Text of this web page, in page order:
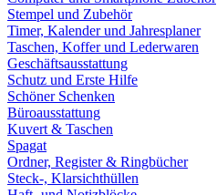
Stempel und Zubehör
Timer, Kalender und Jahresplaner
Taschen, Koffer und Lederwaren
Geschäftsausstattung
Schutz und Erste Hilfe
Schöner Schenken
Büroausstattung
Kuvert & Taschen
Spagat
Ordner, Register & Ringbücher
Steck-, Klarsichthüllen